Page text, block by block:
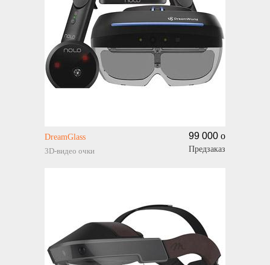
DreamGlass
3D-видео очки
99 000 o
Предзаказ